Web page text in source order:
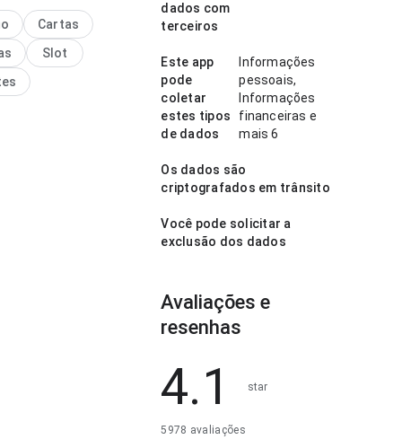
de
ao alternar detalhes;
evita passos
Esse cuidado nos
diferença.
Cartas
Slot
dados com
terceiros
Este app
pode
coletar
estes tipos
de dados
Informações
pessoais,
Informações
financeiras e
mais 6
Os dados são
criptografados em trânsito
Você pode solicitar a
exclusão dos dados
Avaliações e
resenhas
4.1 star
5978 avaliações